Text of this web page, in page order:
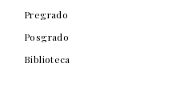
Pregrado
Posgrado
Biblioteca